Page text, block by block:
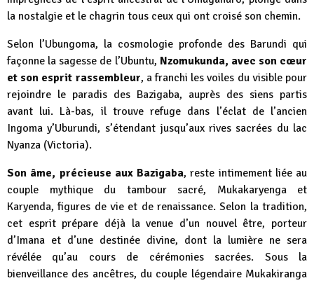
la nostalgie et le chagrin tous ceux qui ont croisé son chemin.
Selon l’Ubungoma, la cosmologie profonde des Barundi qui
façonne la sagesse de l’Ubuntu, Nzomukunda, avec son cœur
et son esprit rassembleur, a franchi les voiles du visible pour
rejoindre le paradis des Bazigaba, auprès des siens partis
avant lui. Là-bas, il trouve refuge dans l’éclat de l’ancien
Ingoma y’Uburundi, s’étendant jusqu’aux rives sacrées du lac
Nyanza (Victoria).
Son âme, précieuse aux Bazigaba, reste intimement liée au
couple mythique du tambour sacré, Mukakaryenga et
Karyenda, figures de vie et de renaissance. Selon la tradition,
cet esprit prépare déjà la venue d’un nouvel être, porteur
d’Imana et d’une destinée divine, dont la lumière ne sera
révélée qu’au cours de cérémonies sacrées. Sous la
bienveillance des ancêtres, du couple légendaire Mukakiranga